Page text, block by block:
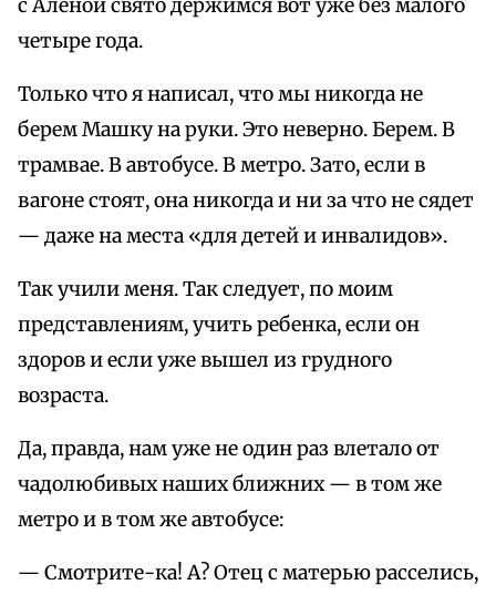
с Аленой свято держимся вот уже без малого
четыре года.
Только что я написал, что мы никогда не
берем Машку на руки. Это неверно. Берем. В
трамвае. В автобусе. В метро. Зато, если в
вагоне стоят, она никогда и ни за что не сядет
— даже на места «для детей и инвалидов».
Так учили меня. Так следует, по моим
представлениям, учить ребенка, если он
здоров и если уже вышел из грудного
возраста.
Да, правда, нам уже не один раз влетало от
чадолюбивых наших ближних — в том же
метро и в том же автобусе:
— Смотрите-ка! А? Отец с матерью расселись,